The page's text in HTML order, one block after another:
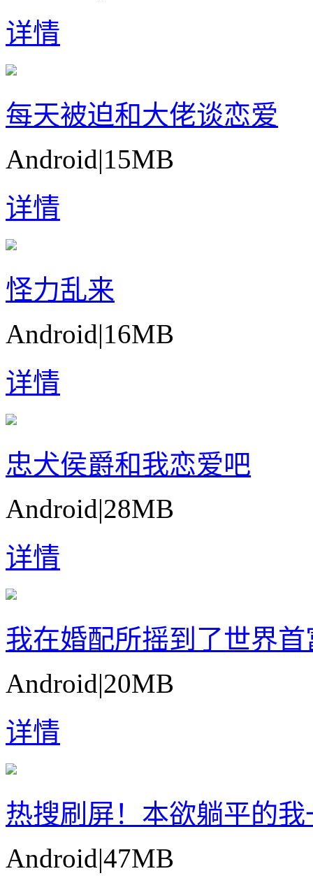
详情
每天被迫和大佬谈恋爱
Android|15MB
详情
怪力乱来
Android|16MB
详情
忠犬侯爵和我恋爱吧
Android|28MB
详情
我在婚配所摇到了世界首
Android|20MB
详情
热搜刷屏！本欲躺平的
Android|47MB